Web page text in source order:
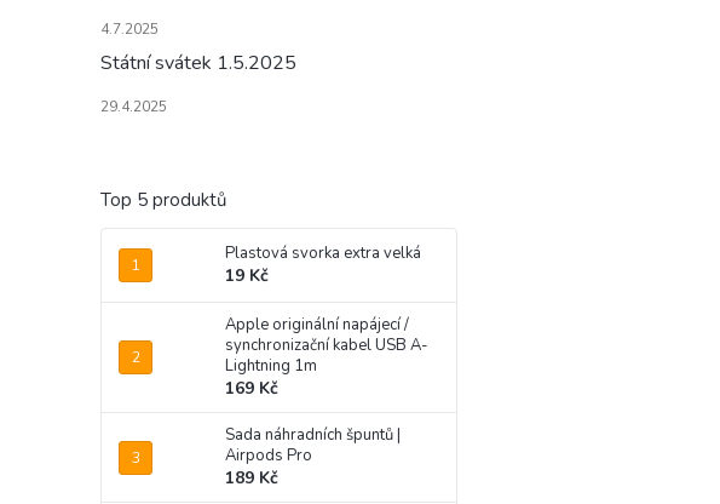
4.7.2025
Státní svátek 1.5.2025
29.4.2025
Top 5 produktů
Plastová svorka extra velká
19 Kč
Apple originální napájecí /
synchronizační kabel USB A-
Lightning 1m
169 Kč
Sada náhradních špuntů |
Airpods Pro
189 Kč